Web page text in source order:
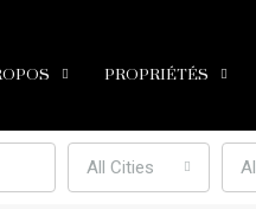
PROPRIÉTÉS
All Cities